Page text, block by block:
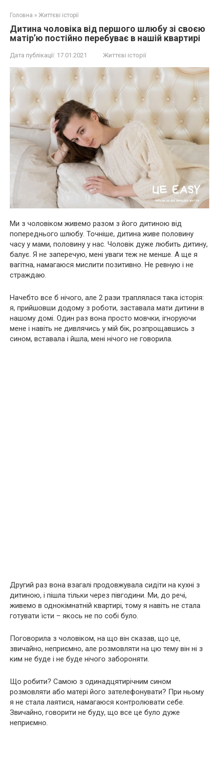
Головна » Життєві історії
Дитина чоловіка від першого шлюбу зі своєю
матір’ю постійно перебуває в нашій квартирі
Дата публікації: 17.01.2021 Життєві історії
Ми з чоловіком живемо разом з його дитиною від
попереднього шлюбу. Точніше, дитина живе половину
часу у мами, половину у нас. Чоловік дуже любить дитину,
балує. Я не заперечую, мені уваги теж не менше. А ще я
вагітна, намагаюся мислити позитивно. Не ревную і не
страждаю.
Начебто все б нічого, але 2 рази траплялася така історія:
я, прийшовши додому з роботи, заставала мати дитини в
нашому домі. Один раз вона просто мовчки, ігноруючи
мене і навіть не дивлячись у мій бік, розпрощавшись з
сином, вставала і йшла, мені нічого не говорила.
Другий раз вона взагалі продовжувала сидіти на кухні з
дитиною, і пішла тільки через півгодини. Ми, до речі,
живемо в однокімнатній квартирі, тому я навіть не стала
готувати їсти – якось не по собі було.
Поговорила з чоловіком, на що він сказав, що це,
звичайно, неприємно, але розмовляти на цю тему він ні з
ким не буде і не буде нічого забороняти.
Що робити? Самою з одинадцятирічним сином
розмовляти або матері його зателефонувати? При ньому
я не стала лаятися, намагаюся контролювати себе.
Звичайно, говорити не буду, що все це було дуже
неприємно.